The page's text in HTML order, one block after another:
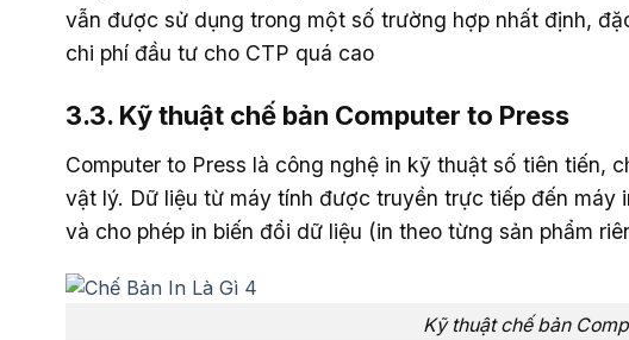
vẫn được sử dụng trong một số trường hợp nhất định,
chi phí đầu tư cho CTP quá cao
3.3. Kỹ thuật chế bản Computer to Press
Computer to Press là công nghệ in kỹ thuật số tiên tiến,
vật lý. Dữ liệu từ máy tính được truyền trực tiếp đến máy
và cho phép in biến đổi dữ liệu (in theo từng sản phẩm
Kỹ thuật chế bản